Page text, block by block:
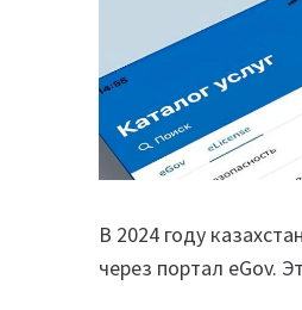
В 2024 году
через портал eGov.